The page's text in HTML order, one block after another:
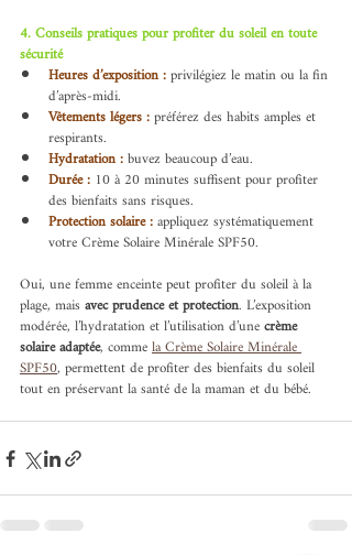
4. Conseils pratiques pour profiter du soleil en toute
sécurité
Heures d’exposition : privilégiez le matin ou la fin
d’après-midi.
Vêtements légers : préférez des habits amples et
respirants.
Hydratation : buvez beaucoup d’eau.
Durée : 10 à 20 minutes suffisent pour profiter
des bienfaits sans risques.
Protection solaire :appliquez systématiquement
votre Crème Solaire Minérale SPF50.
Oui, une femme enceinte peut profiter du soleil à la
plage, mais avec prudence et protection. L’exposition
modérée, l’hydratation et l’utilisation d’une crème
solaire adaptée, comme la Crème Solaire Minérale
SPF50, permettent de profiter des bienfaits du soleil
tout en préservant la santé de la maman et du bébé.